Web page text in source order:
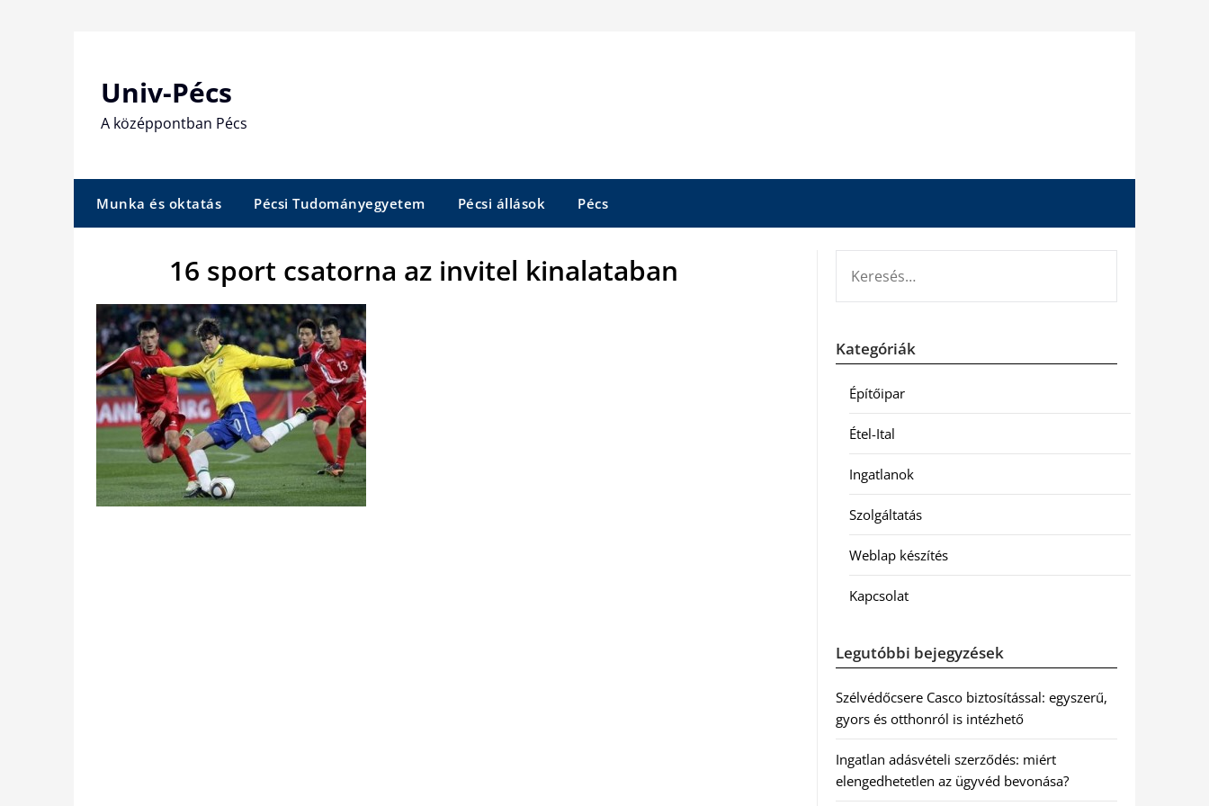
Univ-Pécs
A középpontban Pécs
Munka és oktatás Pécsi Tudományegyetem Pécsi állások Pécs
16 sport csatorna az invitel kinalataban
Kategóriák
Építőipar
Étel-Ital
Ingatlanok
Szolgáltatás
Weblap készítés
Kapcsolat
Legutóbbi bejegyzések
Szélvédőcsere Casco biztosítással: egyszerű,
gyors és otthonról is intézhető
Ingatlan adásvételi szerződés: miért
elengedhetetlen az ügyvéd bevonása?